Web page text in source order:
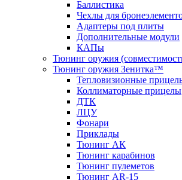
Баллистика
Чехлы для
Адаптеры под плиты
Дополнительные модули
КАПы
Тюнинг оружия
Тюнинг оружия Зенитка™
Тепловизионные
Коллиматорные прицелы
ДТК
ЛЦУ
Фонари
Приклады
Тюнинг АК
Тюнинг карабинов
Тюнинг пулеметов
Тюнинг AR-15